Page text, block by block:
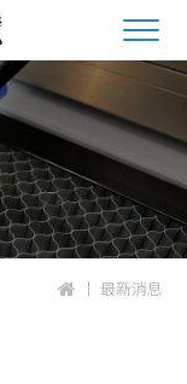
最新消息